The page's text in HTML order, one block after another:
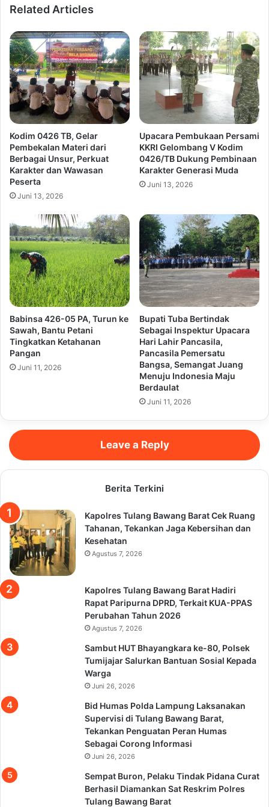
Related Articles
Kodim 0426 TB, Gelar
Pembekalan Materi dari
Berbagai Unsur, Perkuat
Karakter dan Wawasan
Peserta
Juni 13, 2026
Upacara Pembukaan Persami
KKRI Gelombang V Kodim
0426/TB Dukung Pembinaan
Karakter Generasi Muda
Juni 13, 2026
Babinsa 426-05 PA, Turun ke
Sawah, Bantu Petani
Tingkatkan Ketahanan
Pangan
Juni 11, 2026
Bupati Tuba Bertindak
Sebagai Inspektur Upacara
Hari Lahir Pancasila,
Pancasila Pemersatu
Bangsa, Semangat Juang
Menuju Indonesia Maju
Berdaulat
Juni 11, 2026
Leave a Reply
Berita Terkini
Kapolres Tulang Bawang Barat Cek Ruang
Tahanan, Tekankan Jaga Kebersihan dan
Kesehatan
Agustus 7, 2026
Kapolres Tulang Bawang Barat Hadiri
Rapat Paripurna DPRD, Terkait KUA-PPAS
Perubahan Tahun 2026
Agustus 7, 2026
Sambut HUT Bhayangkara ke-80, Polsek
Tumijajar Salurkan Bantuan Sosial Kepada
Warga
Juni 26, 2026
Bid Humas Polda Lampung Laksanakan
Supervisi di Tulang Bawang Barat,
Tekankan Penguatan Peran Humas
Sebagai Corong Informasi
Juni 26, 2026
Sempat Buron, Pelaku Tindak Pidana Curat
Berhasil Diamankan Sat Reskrim Polres
Tulang Bawang Barat